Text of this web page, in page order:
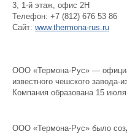
3, 1-й этаж, офис 2Н
Телефон: +7 (812) 676 53 86
Сайт: www.thermona-rus.ru
ООО «Термона-Рус» —
известного чешского завода-
Компания образована 15
ООО «Термона-Рус» было